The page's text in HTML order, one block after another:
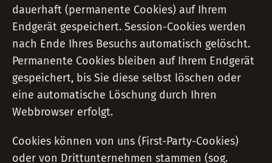
dauerhaft (permanente Cookies) auf Ihrem
Endgerät gespeichert. Session-Cookies werden
nach Ende Ihres Besuchs automatisch gelöscht.
Permanente Cookies bleiben auf Ihrem Endgerät
gespeichert, bis Sie diese selbst löschen oder
eine automatische Löschung durch Ihren
Webbrowser erfolgt.
Cookies können von uns (First-Party-Cookies)
oder von Drittunternehmen stammen (sog.